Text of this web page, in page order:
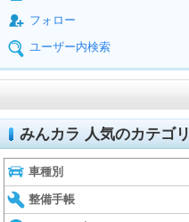
フォロー
ユーザー内検索
みんカラ 人気のカテゴリ
車種別
整備手帳